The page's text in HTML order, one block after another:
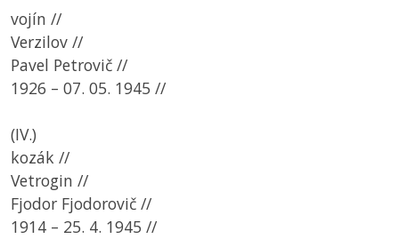
vojín //
Verzilov //
Pavel Petrovič //
1926 – 07. 05. 1945 //
(IV.)
kozák //
Vetrogin //
Fjodor Fjodorovič //
1914 – 25. 4. 1945 //